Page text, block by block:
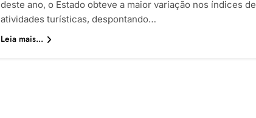
deste ano, o Estado obteve a maior variação nos índices de
atividades turísticas, despontando…
Leia mais...